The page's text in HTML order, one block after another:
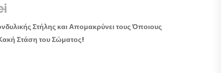
Στήλης και Απομακρύνει τους Όποιους
Στάση του Σώματος!